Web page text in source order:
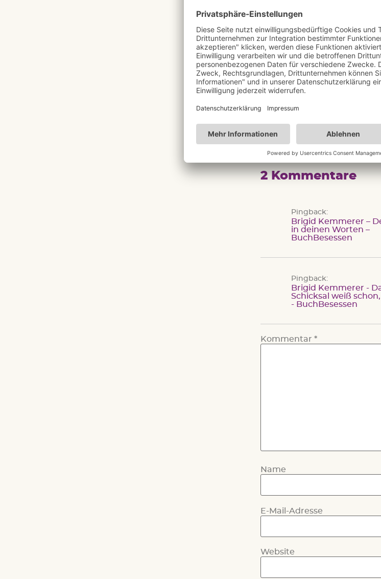
Weitere Bücher,
von der Autorin
habe:
#Das Schicksal weiß schon,
DEINE
2 Kommentare
Pingback:
Brigid Kemmerer –
in deinen Worten –
BuchBesessen
Pingback:
Brigid Kemmerer -
Schicksal weiß
- BuchBesessen
Kommentar *
Name
E-Mail-Adresse
Website